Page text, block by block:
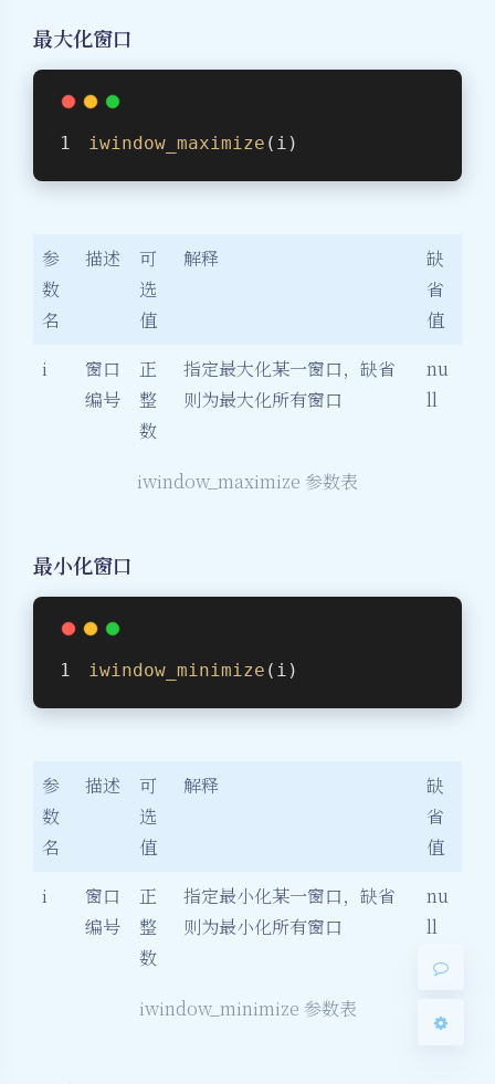
Serif
关闭 日落 灰度
最大化窗口
iwindow_maximize (i)
参
数
名
描述
可
选
值
解释
缺
省
值
i
窗口
编号
正
整
数
指定最大化某一窗口，缺省
则为最大化所有窗口
nu
ll
iwindow_maximize 参数表
最小化窗口
iwindow_minimize (i)
参
数
名
描述
可
选
值
解释
缺
省
值
i
窗口
编号
正
整
数
指定最小化某一窗口，缺省
则为最小化所有窗口
nu
ll
iwindow_minimize 参数表